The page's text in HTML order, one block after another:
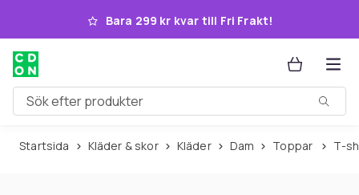
Hoppa till huvudinnehållet
Bara 299 kr kvar till Fri Frakt!
Sök efter produkter
Startsida Kläder & skor Kläder Dam Toppar T-